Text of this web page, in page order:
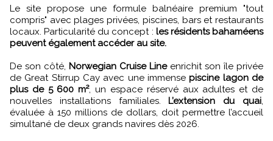
Le site propose une formule balnéaire premium "tout
compris" avec plages privées, piscines, bars et restaurants
locaux. Particularité du concept : les résidents bahaméens
peuvent également accéder au site.
De son côté, Norwegian Cruise Lineenrichit son île privée
de Great Stirrup Cay avec une immensepiscine lagon de
plus de 5 600 m², un espace réservé aux adultes et de
nouvelles installations familiales. L’extension du quai,
évaluée à 150 millions de dollars, doit permettre l’accueil
simultané de deux grands navires dès 2026.